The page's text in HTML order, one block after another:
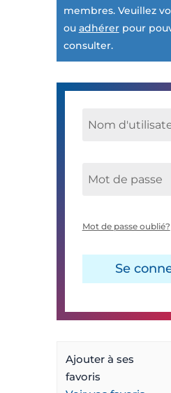
membres. Veuillez
ou adhérerpour
consulter.
Mot de passe oublié?
Se
Ajouter à ses
favoris